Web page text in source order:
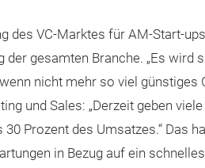
des VC-Marktes für AM-Start-
der gesamten Branche. „Es wird
nicht mehr so viel günstiges
und Sales: „Derzeit geben
30 Prozent des Umsatzes.“ Das
in Bezug auf ein